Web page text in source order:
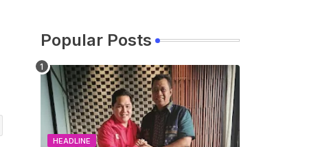
Popular Posts
HEADLINE